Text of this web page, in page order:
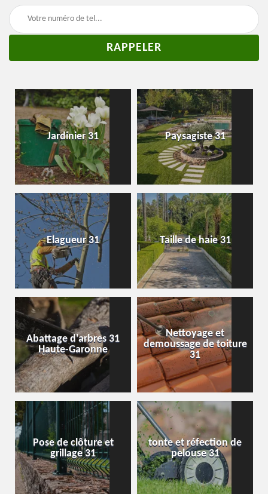
Jardinier 31 Paysagiste 31
Elagueur 31 Taille de haie 31
Abattage d'arbres 31
Haute-Garonne
Nettoyage et
demoussage de toiture
31
Pose de clôture et
grillage 31
tonte et réfection de
pelouse 31